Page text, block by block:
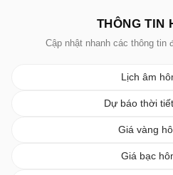
THÔNG TIN
Cập nhật nhanh các thông tin
Lịch âm
Dự báo thời
Giá vàng
Giá bạc